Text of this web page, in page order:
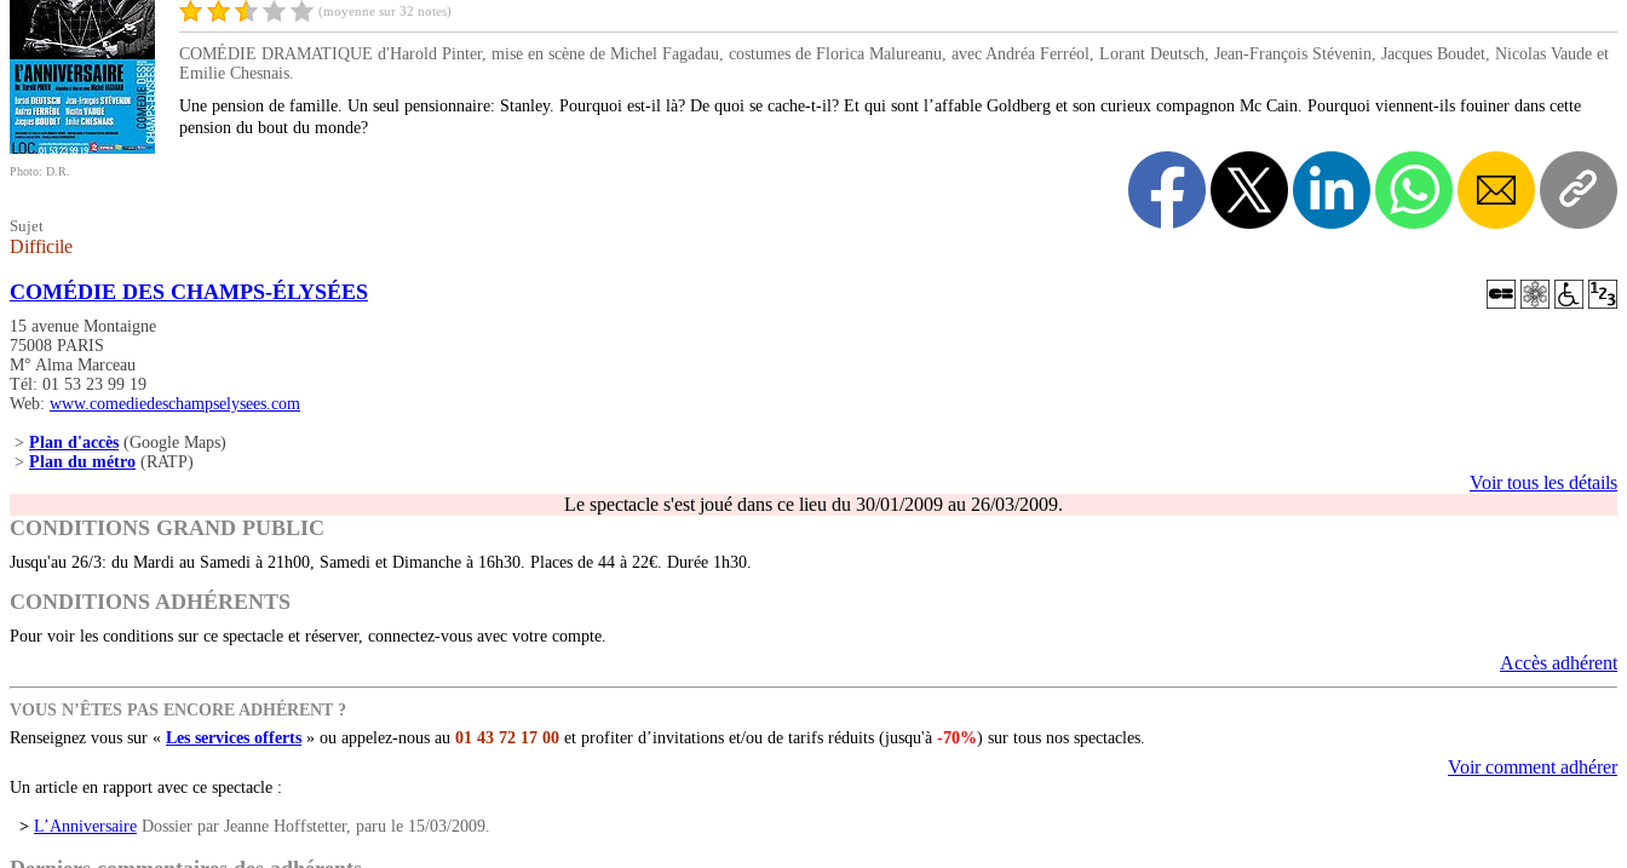
Photo: D.R.
Sujet
Difficile
(moyenne sur 32 notes)
COMÉDIE DRAMATIQUE d'Harold Pinter, mise en scène de Michel Fagadau, costumes de Florica Malureanu, avec Andréa Ferréol, Lorant Deutsch, Jean-François Stévenin, Jacques Boudet, Nicolas Vaude et
Emilie Chesnais.
Une pension de famille. Un seul pensionnaire: Stanley. Pourquoi est-il là? De quoi se cache-t-il? Et qui sont l’affable Goldberg et son curieux compagnon Mc Cain. Pourquoi viennent-ils fouiner dans cette
pension du bout du monde?
COMÉDIE DES CHAMPS-ÉLYSÉES
15 avenue Montaigne
75008 PARIS
M° Alma Marceau
Tél: 01 53 23 99 19
Web: www.comediedeschampselysees.com
> Plan d'accès (Google Maps)
> Plan du métro (RATP)
Voir tous les détails
Le spectacle s'est joué dans ce lieu du 30/01/2009 au 26/03/2009.
CONDITIONS GRAND PUBLIC
Jusqu'au 26/3: du Mardi au Samedi à 21h00, Samedi et Dimanche à 16h30. Places de 44 à 22€. Durée 1h30.
CONDITIONS ADHÉRENTS
Pour voir les conditions sur ce spectacle et réserver, connectez-vous avec votre compte.
Accès adhérent
VOUS N’ÊTES PAS ENCORE ADHÉRENT ?
Renseignez vous sur « Les services offerts » ou appelez-nous au 01 43 72 17 00 et profiter d’invitations et/ou de tarifs réduits (jusqu'à -70%) sur tous nos spectacles.
Voir comment adhérer
Un article en rapport avec ce spectacle :
> L’Anniversaire Dossier par Jeanne Hoffstetter, paru le 15/03/2009.